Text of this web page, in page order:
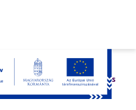
közlekedés Kerékpározás